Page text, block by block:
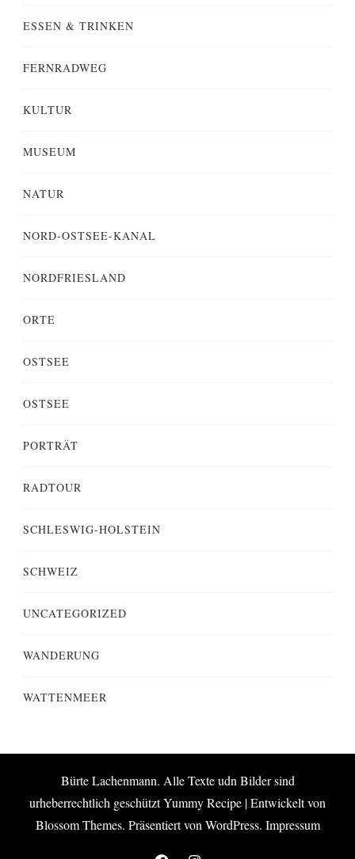
ESSEN & TRINKEN
FERNRADWEG
KULTUR
MUSEUM
NATUR
NORD-OSTSEE-KANAL
NORDFRIESLAND
ORTE
OSTSEE
OSTSEE
PORTRÄT
RADTOUR
SCHLESWIG-HOLSTEIN
SCHWEIZ
UNCATEGORIZED
WANDERUNG
WATTENMEER
Bürte Lachenmann. Alle Texte udn Bilder sind
urheberrechtlich geschütztYummy Recipe | Entwickelt von
Blossom Themes. Präsentiert von WordPress. Impressum